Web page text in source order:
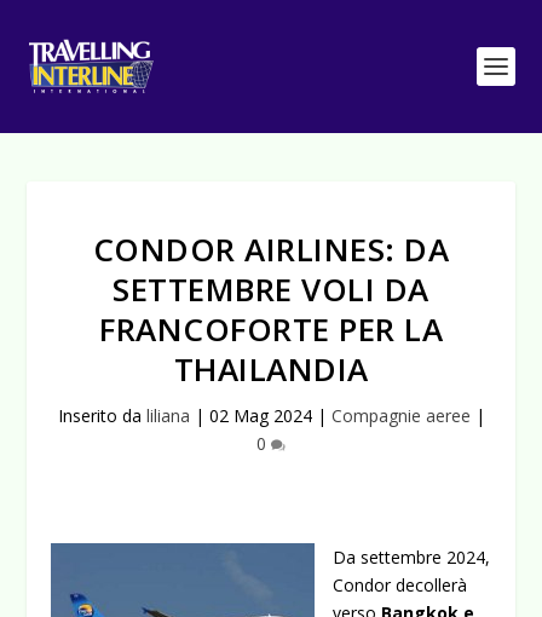
CONDOR AIRLINES: DA
SETTEMBRE VOLI DA
FRANCOFORTE PER LA
THAILANDIA
Inserito da liliana | 02 Mag 2024| Compagnie aeree |
0
Da settembre 2024,
Condor decollerà